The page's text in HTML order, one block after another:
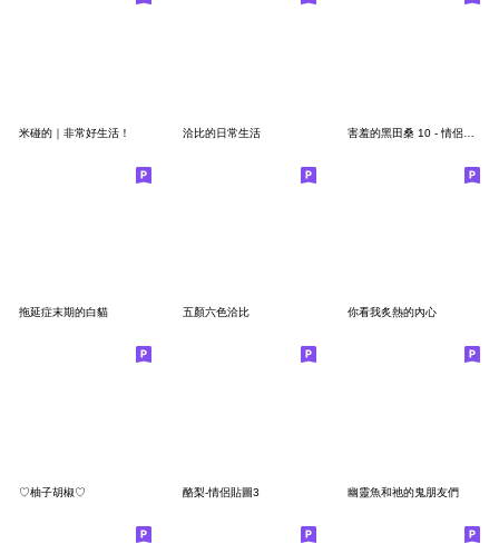
米碰的｜非常好生活！ 洽比的日常生活 害羞的黑田桑 10 - 情侶實用篇
拖延症末期的白貓 五顏六色洽比 你看我炙熱的內心
♡柚子胡椒♡ 酪梨-情侶貼圖3 幽靈魚和祂的鬼朋友們